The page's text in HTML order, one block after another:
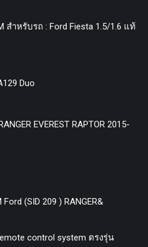
สำหรับรถ : Ford Fiesta 1.5/1.6 แท้
Duo
EVEREST RAPTOR 2015-
(SID 209 ) RANGER&
control system ตรงรุ่น